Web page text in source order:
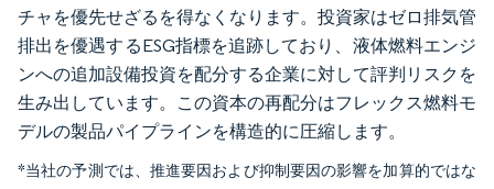
チャを優先せざるを得なくなります。投資家はゼロ排気管
排出を優遇するESG指標を追跡しており、液体燃料エンジ
ンへの追加設備投資を配分する企業に対して評判リスクを
生み出しています。この資本の再配分はフレックス燃料モ
デルの製品パイプラインを構造的に圧縮します。
*当社の予測では、推進要因および抑制要因の影響を加算的ではな